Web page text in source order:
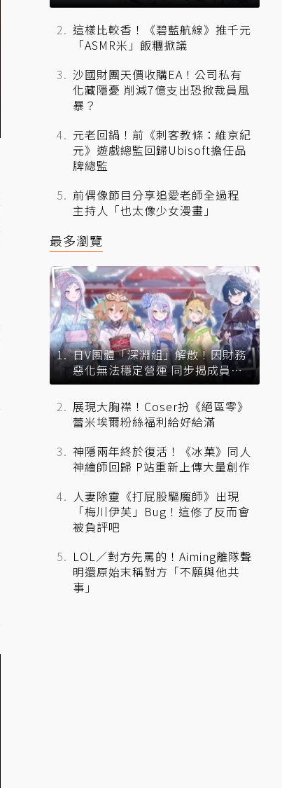
這樣比較香！《碧藍航線》推千元
「ASMR米」飯糰掀議
沙國財團天價收購EA！公司私有
化藏隱憂 削減7億支出恐掀裁員風
暴？
元老回鍋！前《刺客教條：維京紀
元》遊戲總監回歸Ubisoft擔任品
牌總監
前偶像節目分享追愛老師全過程
主持人「也太像少女漫畫」
最多瀏覽
日V團體「深淵組」解散！因財務
惡化無法穩定營運 同步揭成員未
來去向
展現大胸襟！Coser扮《絕區零》
蕾米埃爾粉絲福利給好給滿
神隱兩年終於復活！《冰菓》同人
神繪師回歸 P站重新上傳大量創作
人妻除靈《打屁股驅魔師》出現
「梅川伊芙」Bug！這修了反而會
被負評吧
LOL／對方先罵的！Aiming離隊聲
明還原始末稱對方「不願與他共
事」